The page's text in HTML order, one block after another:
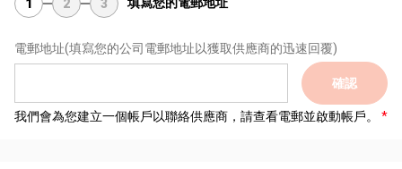
1 2 3 填寫您的電郵地址
電郵地址(填寫您的公司電郵地址以獲取供應商的迅速回覆)
確認
我們會為您建立一個帳戶以聯絡供應商，請查看電郵並啟動帳戶。